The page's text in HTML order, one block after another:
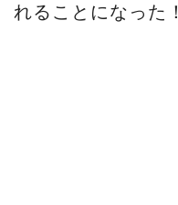
れることになった！